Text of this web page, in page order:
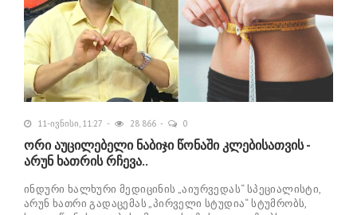
11-ივნისი, 11:27 28 866 0
ორი აუცილებელი ნაბიჯი წონაში კლებისათვის -
არუნ ხათრის რჩევა..
ინდური ხალხური მედიცინის „აიურვედას“ სპეციალისტი,
არუნ ხათრი გადაცემას „პირველი სტუდია“ სტუმრობს,